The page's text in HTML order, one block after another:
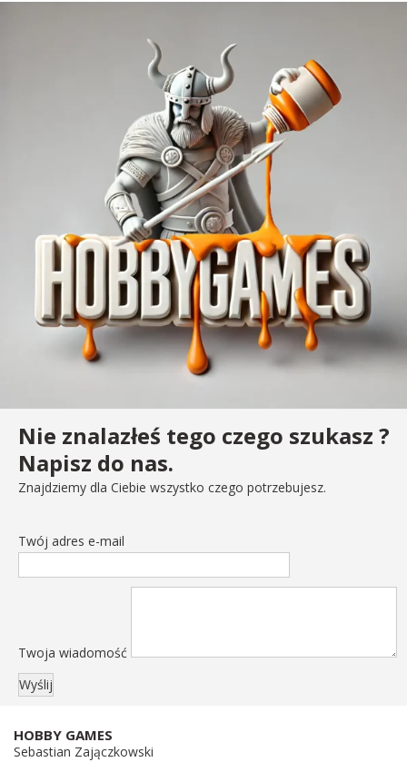
Nie znalazłeś tego czego szukasz ?
Napisz do nas.
Znajdziemy dla Ciebie wszystko czego potrzebujesz.
Twój adres e-mail
Twoja wiadomość
HOBBY GAMES
Sebastian Zajączkowski